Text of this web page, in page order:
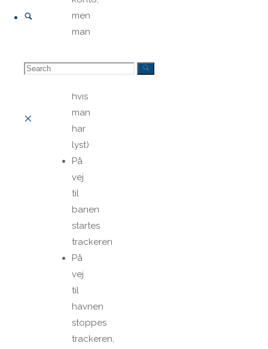
Search
for:
Search
men
man
gøre
hvis
man
har
lyst)
På
vej
til
banen
startes
trackeren
På
vej
til
havnen
stoppes
trackeren,